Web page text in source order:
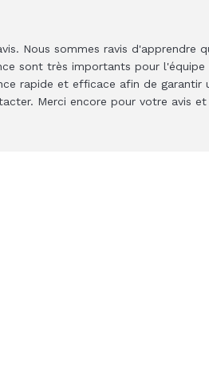
Nous sommes ravis d'apprendre
sont très importants pour l'équipe
rapide et efficace afin de garantir
Merci encore pour votre avis